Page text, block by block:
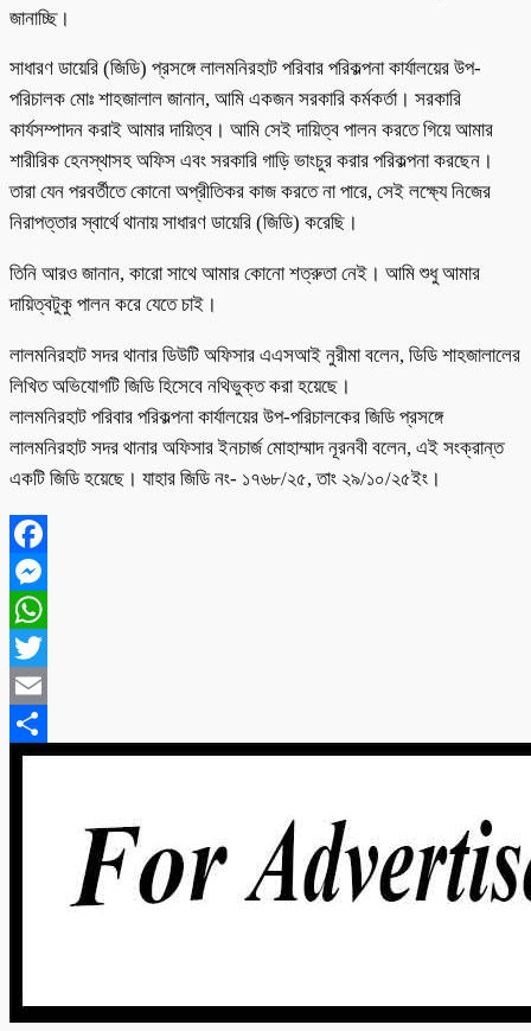
জানাচ্ছি।
সাধারণ ডায়েরি (জিডি) প্রসঙ্গে লালমনিরহাট পরিবার পরিকল্পনা কার্যালয়ের উপ-
পরিচালক মোঃ শাহজালাল জানান, আমি একজন সরকারি কর্মকর্তা। সরকারি
কার্যসম্পাদন করাই আমার দায়িত্ব। আমি সেই দায়িত্ব পালন করতে গিয়ে আমার
শারীরিক হেনস্থাসহ অফিস এবং সরকারি গাড়ি ভাংচুর করার পরিকল্পনা করছেন।
তারা যেন পরবর্তীতে কোনো অপ্রীতিকর কাজ করতে না পারে, সেই লক্ষ্যে নিজের
নিরাপত্তার স্বার্থে থানায় সাধারণ ডায়েরি (জিডি) করেছি।
তিনি আরও জানান, কারো সাথে আমার কোনো শত্রুতা নেই। আমি শুধু আমার
দায়িত্বটুকু পালন করে যেতে চাই।
লালমনিরহাট সদর থানার ডিউটি অফিসার এএসআই নুরীমা বলেন, ডিডি শাহজালালের
লিখিত অভিযোগটি জিডি হিসেবে নথিভুক্ত করা হয়েছে।
লালমনিরহাট পরিবার পরিকল্পনা কার্যালয়ের উপ-পরিচালকের জিডি প্রসঙ্গে
লালমনিরহাট সদর থানার অফিসার ইনচার্জ মোহাম্মাদ নূরনবী বলেন, এই সংক্রান্ত
একটি জিডি হয়েছে। যাহার জিডি নং- ১৭৬৮/২৫, তাং ২৯/১০/২৫ইং।
Facebook
Messenger
WhatsApp
Twitter
Email
Share